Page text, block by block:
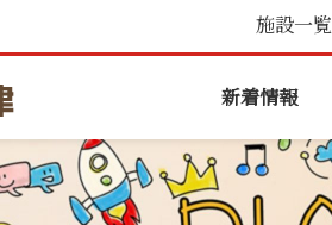
施設一覧
新着情報